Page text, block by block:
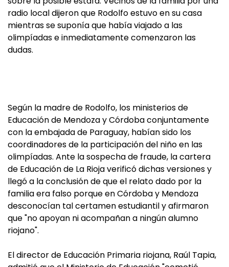
radio local dijeron que Rodolfo estuvo en su casa
mientras se suponía que había viajado a las
olimpíadas e inmediatamente comenzaron las
dudas.
Según la madre de Rodolfo, los ministerios de
Educación de Mendoza y Córdoba conjuntamente
con la embajada de Paraguay, habían sido los
coordinadores de la participación del niño en las
olimpíadas. Ante la sospecha de fraude, la cartera
de Educación de La Rioja verificó dichas versiones y
llegó a la conclusión de que el relato dado por la
familia era falso porque en Córdoba y Mendoza
desconocían tal certamen estudiantil y afirmaron
que "no apoyan ni acompañan a ningún alumno
riojano".
El director de Educación Primaria riojana, Raúl Tapia,